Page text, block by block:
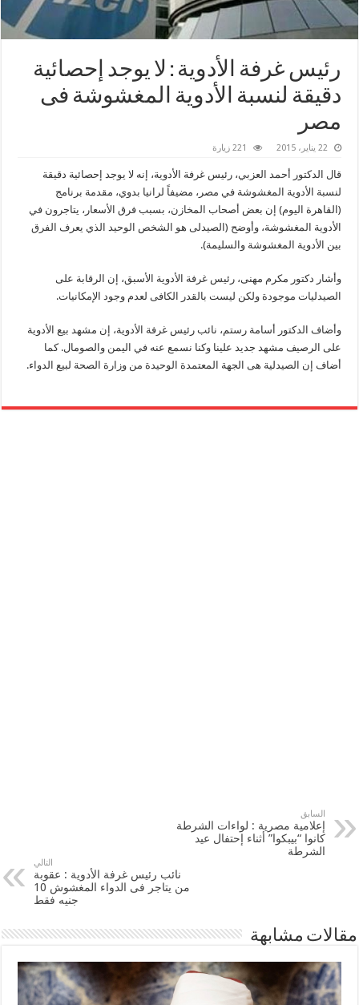
رئيس غرفة الأدوية : لا يوجد إحصائية
دقيقة لنسبة الأدوية المغشوشة فى
‫‏مصر
22 يناير، 2015 221 زيارة
قال الدكتور أحمد العزبي، رئيس غرفة الأدوية، إنه لا يوجد إحصائية دقيقة
لنسبة الأدوية المغشوشة في ‫‏مصر، مضيفاً لرانيا بدوي، مقدمة برنامج
(القاهرة اليوم) إن بعض أصحاب المخازن، بسبب فرق الأسعار، يتاجرون في
الأدوية‬ المغشوشة‬، وأوضح (‏الصيدلى‬ هو الشخص الوحيد الذي يعرف الفرق
بين الأدوية المغشوشة والسليمة).‬
وأشار دكتور مكرم مهنى، رئيس غرفة الأدوية الأسبق، إن الرقابة على
الصيدليات‬ موجودة ولكن ليست بالقدر الكافى لعدم وجود الإمكانيات.‬
وأضاف الدكتور أسامة رستم، نائب رئيس غرفة الأدوية، إن مشهد بيع ‫‏الأدوية‬
على الرصيف مشهد جديد علينا وكنا نسمع عنه في ‫‏اليمن‬ و‏الصومال. كما
أضاف إن ‏الصيدلية‬ هى الجهة المعتمدة الوحيدة من ‫‏وزارة الصحة‬ لبيع الدواء.
السابق
إعلامية مصرية : لواءات الشرطة
كانوا “بيبكوا” أثناء إحتفال عيد
الشرطة
التالي
نائب رئيس غرفة الأدوية : عقوبة
من يتاجر فى ‫‏الدواء‬ المغشوش 10
جنيه فقط
مقالات مشابهة